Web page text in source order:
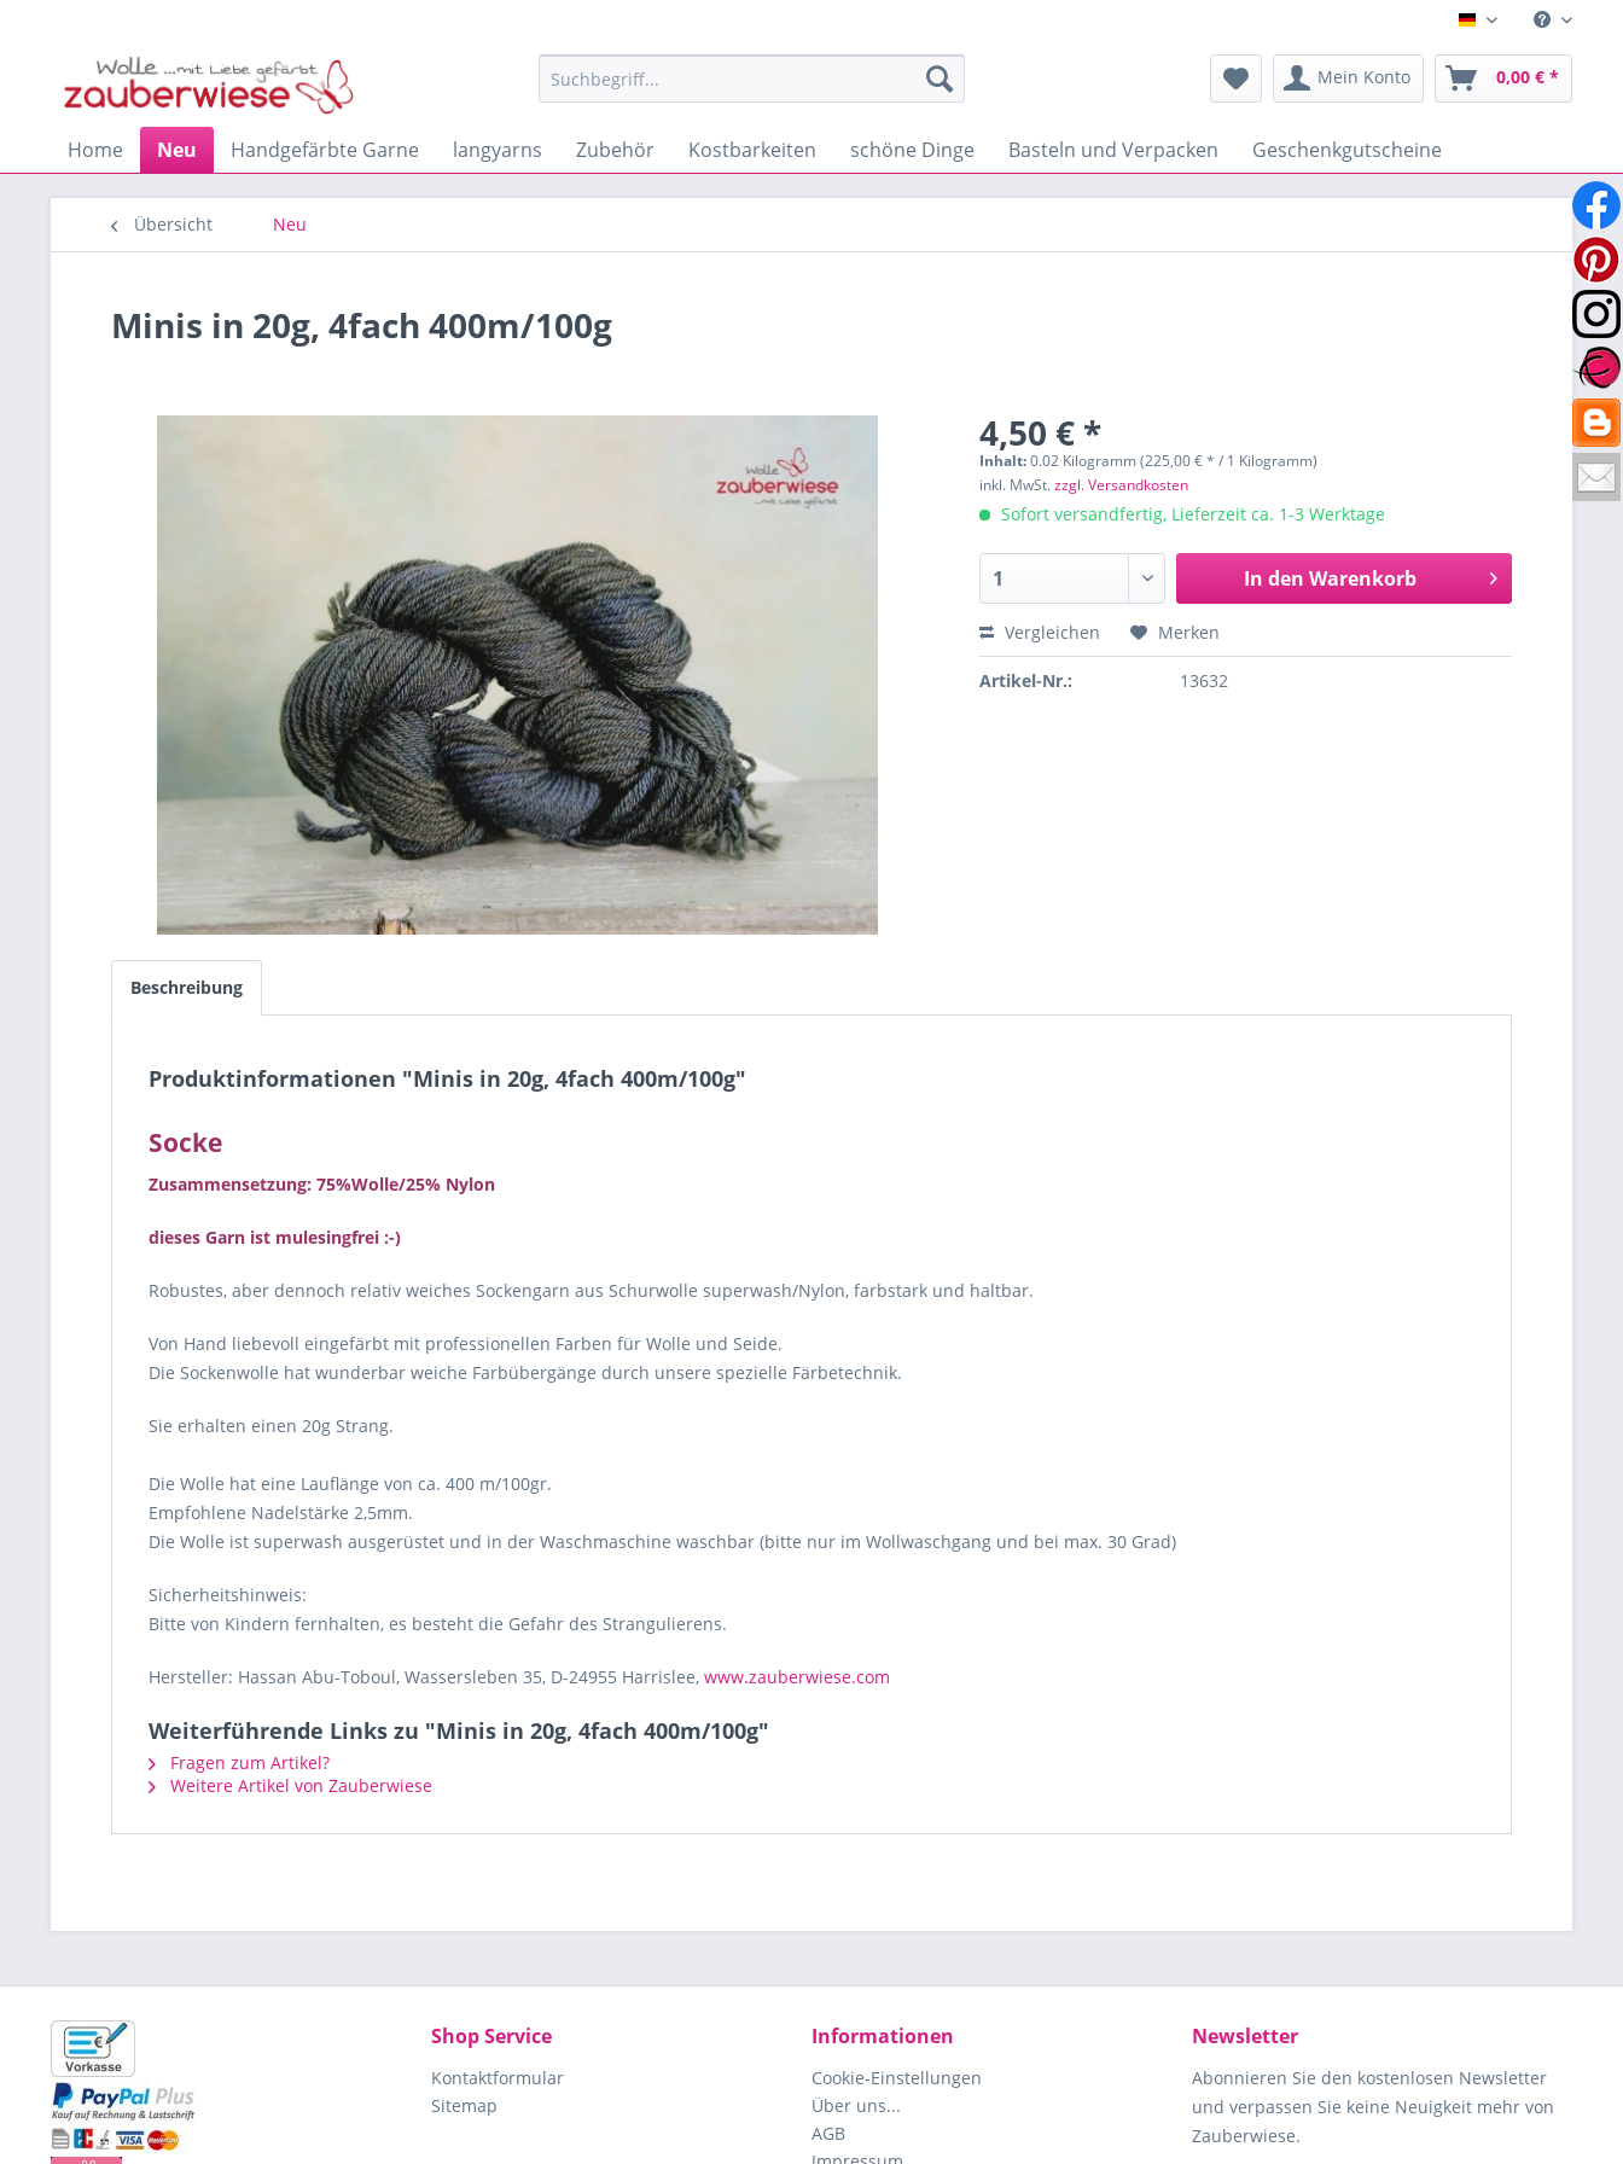
Deutsch
Mein Konto 0,00 € *
Home Neu Handgefärbte Garne langyarns Zubehör Kostbarkeiten schöne Dinge Basteln und Verpacken Geschenkgutscheine
Übersicht Neu
Minis in 20g, 4fach 400m/100g
4,50 € *
Inhalt:0.02 Kilogramm (225,00 € * / 1 Kilogramm)
inkl. MwSt.zzgl. Versandkosten
Sofort versandfertig, Lieferzeit ca. 1-3 Werktage
In den Warenkorb
Vergleichen Merken
Artikel-Nr.: 13632
Beschreibung
Produktinformationen "Minis in 20g, 4fach 400m/100g"
Socke
Zusammensetzung: 75%Wolle/25% Nylon
dieses Garn ist mulesingfrei :-)
Robustes, aber dennoch relativ weiches Sockengarn aus Schurwolle superwash/Nylon, farbstark und haltbar.
Von Hand liebevoll eingefärbt mit professionellen Farben für Wolle und Seide.
Die Sockenwolle hat wunderbar weiche Farbübergänge durch unsere spezielle Färbetechnik.
Sie erhalten einen 20g Strang.
Die Wolle hat eine Lauflänge von ca. 400 m/100gr.
Empfohlene Nadelstärke 2,5mm.
Die Wolle ist superwash ausgerüstet und in der Waschmaschine waschbar (bitte nur im Wollwaschgang und bei max. 30 Grad)
Sicherheitshinweis:
Bitte von Kindern fernhalten, es besteht die Gefahr des Strangulierens.
Hersteller: Hassan Abu-Toboul, Wassersleben 35, D-24955 Harrislee, www.zauberwiese.com
Weiterführende Links zu "Minis in 20g, 4fach 400m/100g"
Fragen zum Artikel?
Weitere Artikel von Zauberwiese
Shop Service
Kontaktformular
Sitemap
Informationen
Cookie-Einstellungen
Über uns...
AGB
Newsletter
Abonnieren Sie den kostenlosen Newsletter
und verpassen Sie keine Neuigkeit mehr von
Zauberwiese.